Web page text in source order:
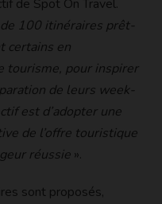
de Spot On Travel.
100 itinéraires prêt-
certains en
tourisme, pour inspirer
de leurs week-
est d’adopter une
de l’offre touristique
réussie ».
sont proposés,